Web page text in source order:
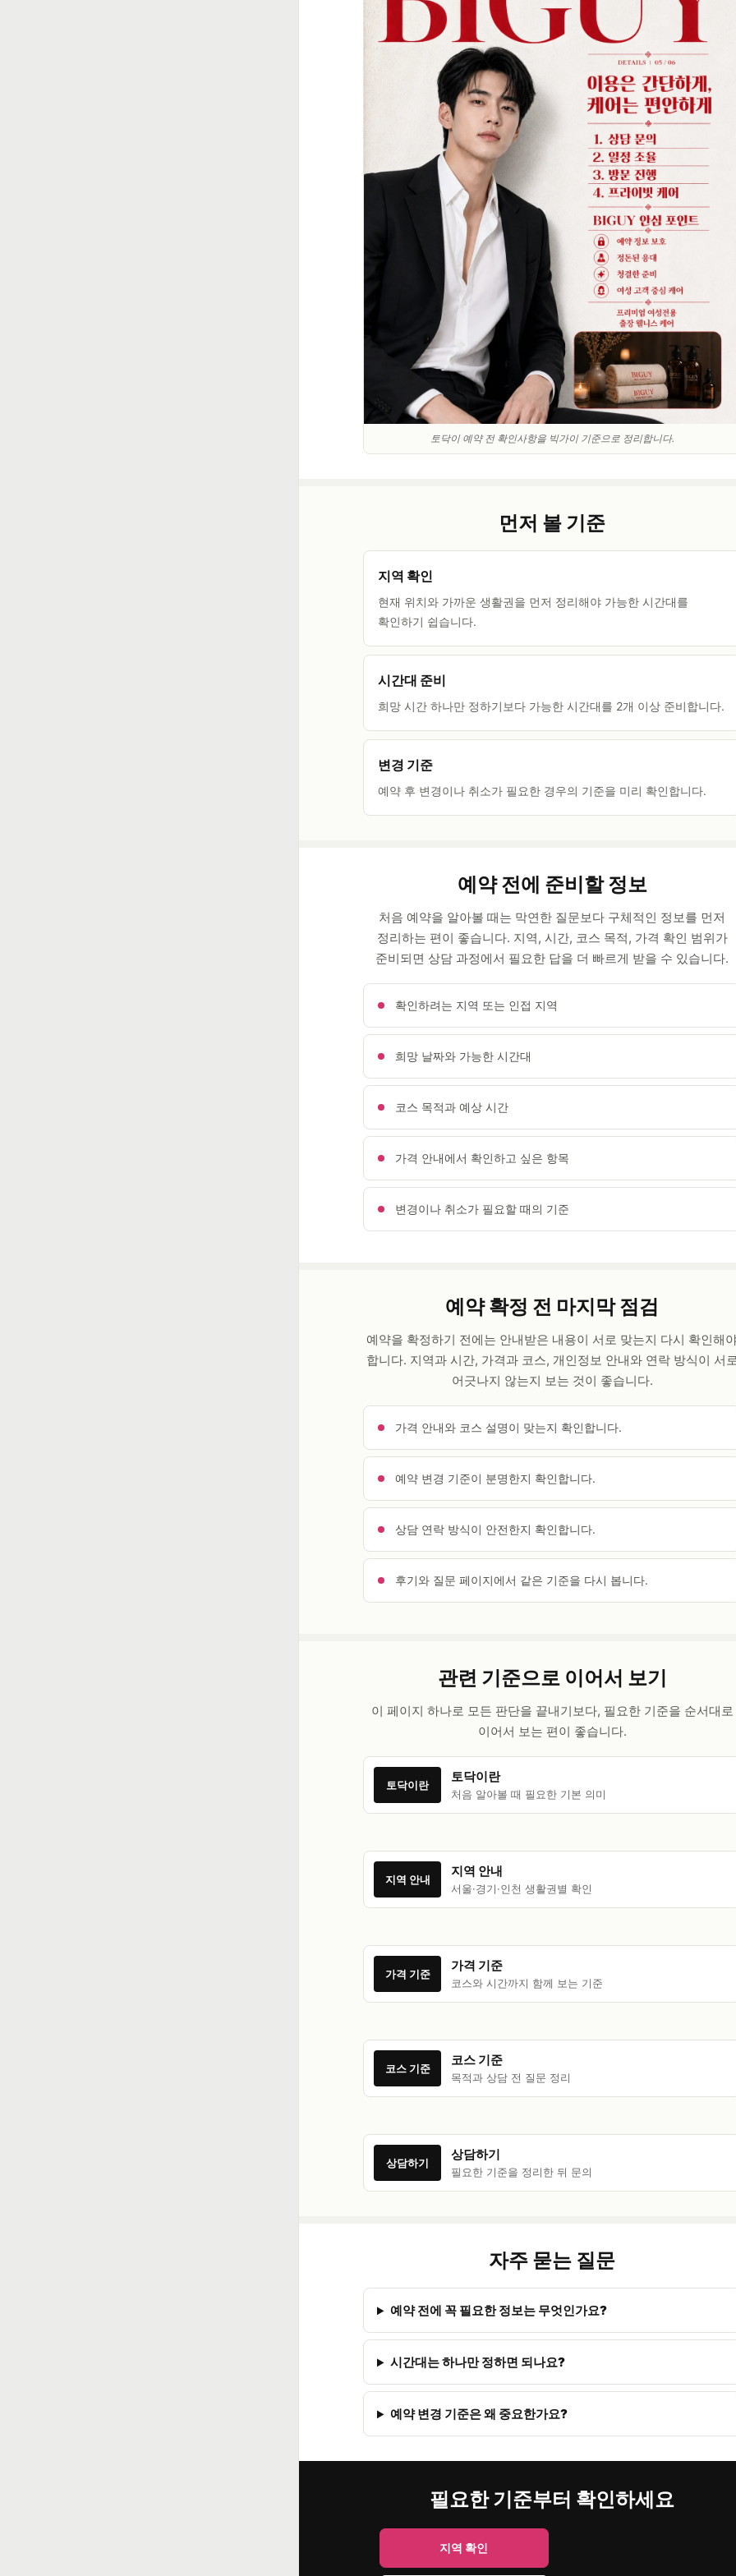
토닥이 예약 전 확인사항을 빅가이 기준으로 정리합니다.
먼저 볼 기준
지역 확인
현재 위치와 가까운 생활권을 먼저 정리해야 가능한 시간대를
확인하기 쉽습니다.
시간대 준비
희망 시간 하나만 정하기보다 가능한 시간대를 2개 이상 준비합니다.
변경 기준
예약 후 변경이나 취소가 필요한 경우의 기준을 미리 확인합니다.
예약 전에 준비할 정보
처음 예약을 알아볼 때는 막연한 질문보다 구체적인 정보를 먼저
정리하는 편이 좋습니다. 지역, 시간, 코스 목적, 가격 확인 범위가
준비되면 상담 과정에서 필요한 답을 더 빠르게 받을 수 있습니다.
확인하려는 지역 또는 인접 지역
희망 날짜와 가능한 시간대
코스 목적과 예상 시간
가격 안내에서 확인하고 싶은 항목
변경이나 취소가 필요할 때의 기준
예약 확정 전 마지막 점검
예약을 확정하기 전에는 안내받은 내용이 서로 맞는지 다시 확인해
합니다. 지역과 시간, 가격과 코스, 개인정보 안내와 연락 방식이 서
어긋나지 않는지 보는 것이 좋습니다.
가격 안내와 코스 설명이 맞는지 확인합니다.
예약 변경 기준이 분명한지 확인합니다.
상담 연락 방식이 안전한지 확인합니다.
후기와 질문 페이지에서 같은 기준을 다시 봅니다.
관련 기준으로 이어서 보기
이 페이지 하나로 모든 판단을 끝내기보다, 필요한 기준을 순서대로
이어서 보는 편이 좋습니다.
토닥이란
토닥이란
처음 알아볼 때 필요한 기본 의미
지역 안내
지역 안내
서울·경기·인천 생활권별 확인
가격 기준
가격 기준
코스와 시간까지 함께 보는 기준
코스 기준
코스 기준
목적과 상담 전 질문 정리
상담하기
상담하기
필요한 기준을 정리한 뒤 문의
자주 묻는 질문
예약 전에 꼭 필요한 정보는 무엇인가요?
시간대는 하나만 정하면 되나요?
예약 변경 기준은 왜 중요한가요?
필요한 기준부터 확인하세요
지역 확인